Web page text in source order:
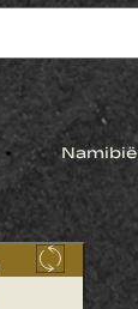
Namibië